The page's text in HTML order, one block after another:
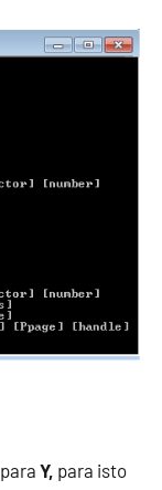
para Y, para isto